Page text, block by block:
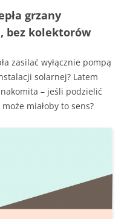
grzany
bez kolektorów
zasilać wyłącznie pompą
solarnej? Latem
– jeśli podzielić
miałoby to sens?